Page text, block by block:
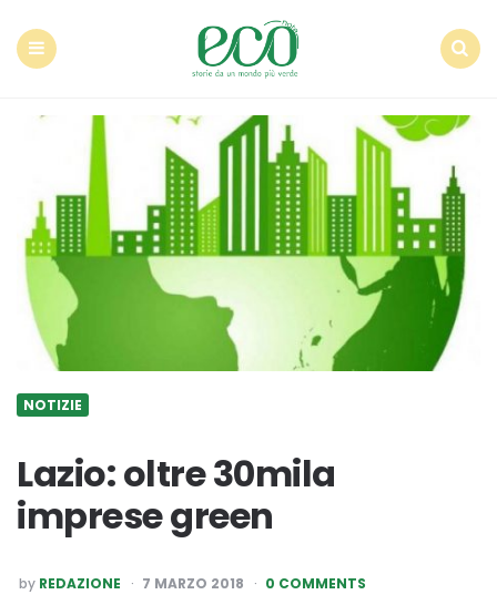
NOTIZIE
Lazio: oltre 30mila
imprese green
POSTED
BY
by REDAZIONE 7 MARZO 2018 0 COMMENTS